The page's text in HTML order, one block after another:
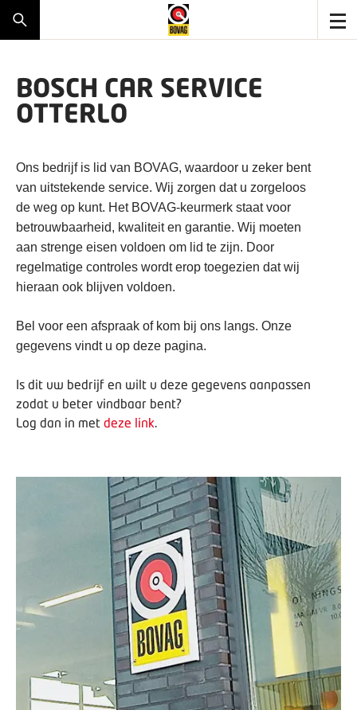
BOSCH CAR SERVICE
OTTERLO
Ons bedrijf is lid van BOVAG, waardoor u zeker bent
van uitstekende service. Wij zorgen dat u zorgeloos
de weg op kunt. Het BOVAG-keurmerk staat voor
betrouwbaarheid, kwaliteit en garantie. Wij moeten
aan strenge eisen voldoen om lid te zijn. Door
regelmatige controles wordt erop toegezien dat wij
hieraan ook blijven voldoen.
Bel voor een afspraak of kom bij ons langs. Onze
gegevens vindt u op deze pagina.
Is dit uw bedrijf en wilt u deze gegevens aanpassen
zodat u beter vindbaar bent?
Log dan in met deze link.